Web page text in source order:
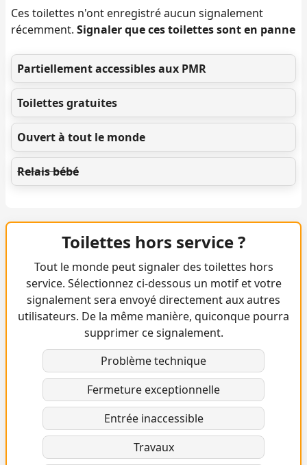
Ces toilettes n'ont enregistré aucun signalement
récemment. Signaler que ces toilettes sont en panne
Partiellement accessibles aux PMR
Toilettes gratuites
Ouvert à tout le monde
Relais bébé
Toilettes hors service ?
Tout le monde peut signaler des toilettes hors
service. Sélectionnez ci-dessous un motif et votre
signalement sera envoyé directement aux autres
utilisateurs. De la même manière, quiconque pourra
supprimer ce signalement.
Problème technique
Fermeture exceptionnelle
Entrée inaccessible
Travaux